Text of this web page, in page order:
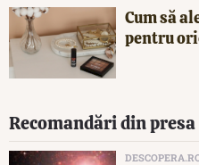
Cum să
pentru
Recomandări din presa